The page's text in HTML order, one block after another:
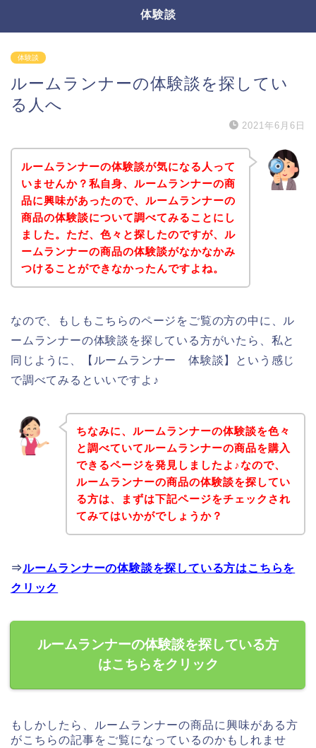
体験談
体験談
ルームランナーの体験談を探してい
る人へ
2021年6月6日
ルームランナーの体験談が気になる人って
いませんか？私自身、ルームランナーの商
品に興味があったので、ルームランナーの
商品の体験談について調べてみることにし
ました。ただ、色々と探したのですが、ル
ームランナーの商品の体験談がなかなかみ
つけることができなかったんですよね。
なので、もしもこちらのページをご覧の方の中に、ル
ームランナーの体験談を探している方がいたら、私と
同じように、【ルームランナー 体験談】という感じ
で調べてみるといいですよ♪
ちなみに、ルームランナーの体験談を色々
と調べていてルームランナーの商品を購入
できるページを発見しましたよ♪なので、
ルームランナーの商品の体験談を探してい
る方は、まずは下記ページをチェックされ
てみてはいかがでしょうか？
⇒ルームランナーの体験談を探している方はこちらを
クリック
ルームランナーの体験談を探している方
はこちらをクリック
もしかしたら、ルームランナーの商品に興味がある方
がこちらの記事をご覧になっているのかもしれませ